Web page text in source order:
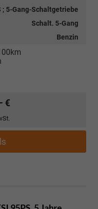
; 5-Gang-Schaltgetriebe
Schalt. 5-Gang
Benzin
€